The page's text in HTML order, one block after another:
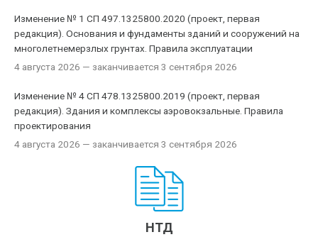
Изменение № 1 СП 497.1325800.2020 (проект, первая
редакция). Основания и фундаменты зданий и сооружений на
многолетнемерзлых грунтах. Правила эксплуатации
4 августа 2026 — заканчивается 3 сентября 2026
Изменение № 4 СП 478.1325800.2019 (проект, первая
редакция). Здания и комплексы аэровокзальные. Правила
проектирования
4 августа 2026 — заканчивается 3 сентября 2026
НТД